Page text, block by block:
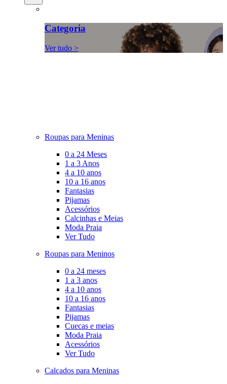
Categoria
Ver tudo >
Roupas para Meninas
0 a 24 Meses
1 a 3 Anos
4 a 10 anos
10 a 16 anos
Fantasias
Pijamas
Acessórios
Calcinhas e Meias
Moda Praia
Ver Tudo
Roupas para Meninos
0 a 24 meses
1 a 3 anos
4 a 10 anos
10 a 16 anos
Fantasias
Pijamas
Cuecas e meias
Moda Praia
Acessórios
Ver Tudo
Calçados para Meninas